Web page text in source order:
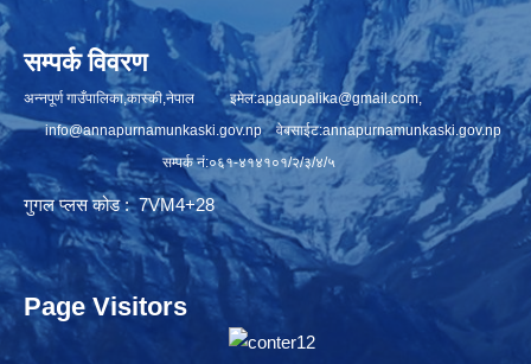
सम्पर्क विवरण
अन्नपूर्ण गाउँपालिका,कास्की,नेपाल इमेल:apgaupalika@gmail.com,
info@annapurnamunkaski.gov.npवेबसाईट:annapurnamunkaski.gov.np
सम्पर्क नं:०६१-४१४१०१/२/३/४/५
गुगल प्लस कोड : 7VM4+28
Page Visitors